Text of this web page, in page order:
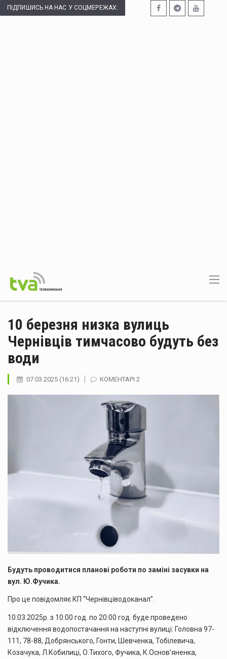
ПІДПИШИСЬ НА НАС У СОЦМЕРЕЖАХ:
10 березня низка вулиць
Чернівців тимчасово будуть без
води
07.03.2025 (16:21) КОМЕНТАРІ 2
Будуть проводитися планові роботи по заміні засувки на
вул. Ю.Фучика.
Про це повідомляє КП “Чернівціводоканал”.
10.03.2025р. з 10:00 год. по 20:00 год. буде проведено
відключення водопостачання на наступні вулиці: Головна 97-
111, 78-88, Добрянського, Гонти, Шевченка, Тобілевича,
Козачука, Л.Кобилиці, О.Тихого, Фучика, К.Основ’яненка,